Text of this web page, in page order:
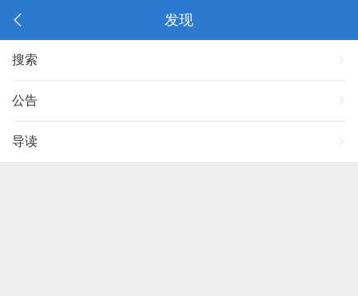
发现
搜索
公告
导读